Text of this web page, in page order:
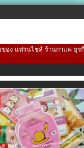
อง แฟรนไชส์ ร้านกาแฟ ธุร